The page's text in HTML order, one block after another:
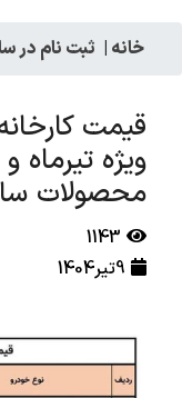
خانه | ثبت نام در
قیمت
ویژه
محصولات
1143
9تیر1404